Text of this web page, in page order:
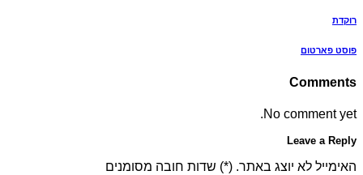
רוקדת
פוסט פארטום
Comments
No comment yet.
Leave a Reply
האימייל לא יוצג באתר. (*) שדות חובה מסומנים